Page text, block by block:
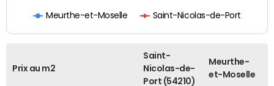
Meurthe-et-Moselle Saint-Nicolas-de-Port
Prix au m2
Saint-
Nicolas-de-
Port (54210)
Meurthe-
et-Moselle